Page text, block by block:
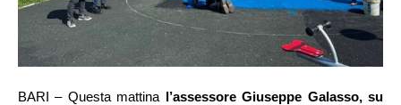
BARI – Questa mattina l’assessore Giuseppe Galasso, su